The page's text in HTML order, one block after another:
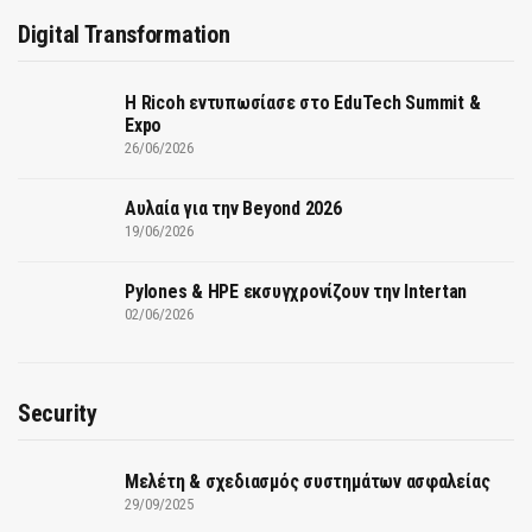
Digital Transformation
Η Ricoh εντυπωσίασε στο EduTech Summit &
Expo
26/06/2026
Αυλαία για την Beyond 2026
19/06/2026
Pylones & HPE εκσυγχρονίζουν την Intertan
02/06/2026
Security
Μελέτη & σχεδιασμός συστημάτων ασφαλείας
29/09/2025